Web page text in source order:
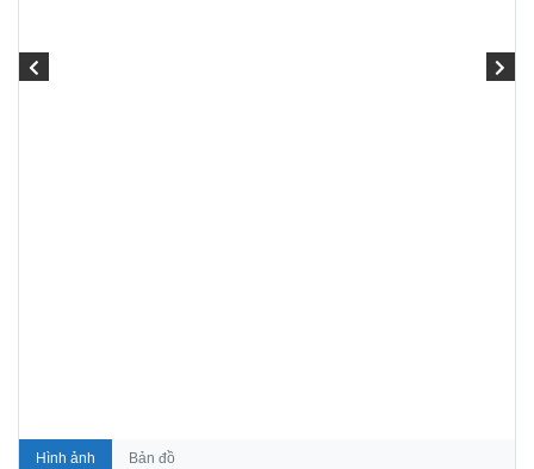
Hình ảnh Bản đồ